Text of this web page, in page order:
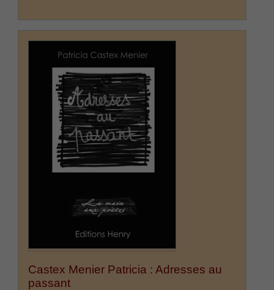
Castex Menier Patricia : Adresses au
passant